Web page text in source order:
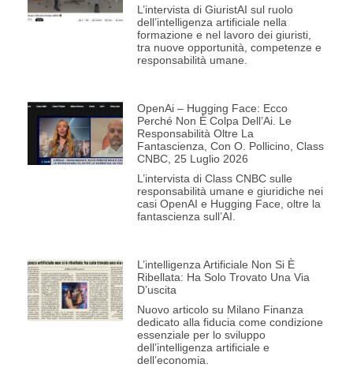
L’intervista di GiuristAI sul ruolo
dell’intelligenza artificiale nella
formazione e nel lavoro dei giuristi,
tra nuove opportunità, competenze e
responsabilità umane.
OpenAi – Hugging Face: Ecco
Perché Non È Colpa Dell’Ai. Le
Responsabilità Oltre La
Fantascienza, Con O. Pollicino, Class
CNBC, 25 Luglio 2026
L’intervista di Class CNBC sulle
responsabilità umane e giuridiche nei
casi OpenAI e Hugging Face, oltre la
fantascienza sull’AI.
L’intelligenza Artificiale Non Si È
Ribellata: Ha Solo Trovato Una Via
D’uscita
Nuovo articolo su Milano Finanza
dedicato alla fiducia come condizione
essenziale per lo sviluppo
dell’intelligenza artificiale e
dell’economia.